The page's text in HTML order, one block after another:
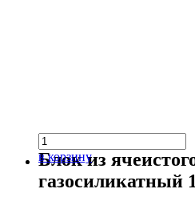
в корзину
Блок из
газосиликатный